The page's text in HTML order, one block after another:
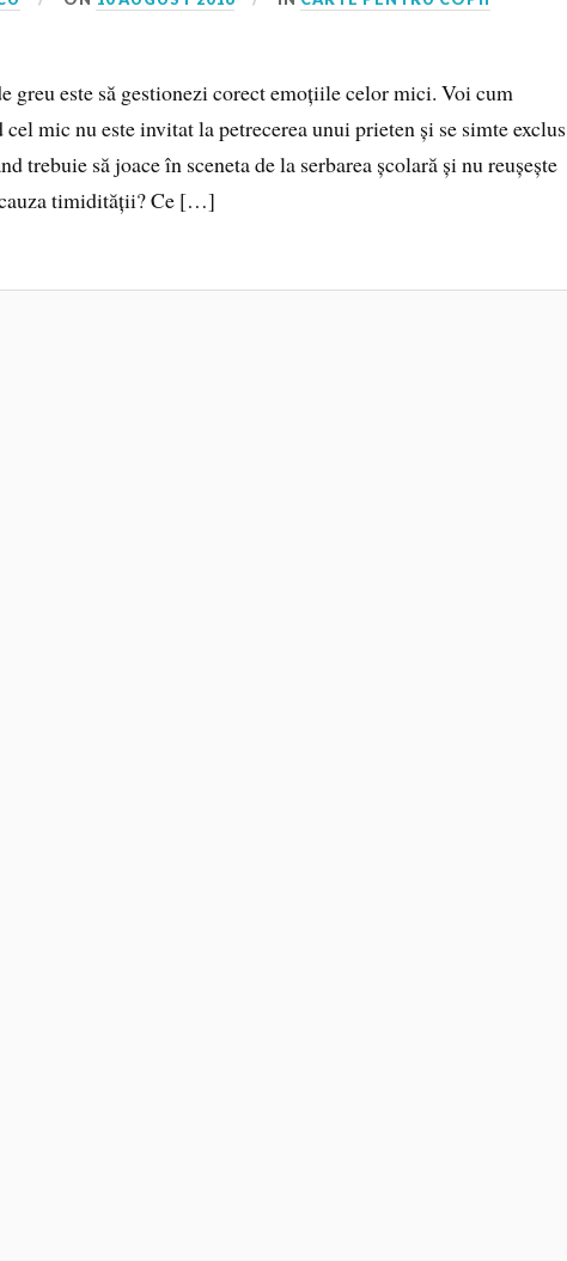
greu este să gestionezi corect emoțiile celor mici. Voi cum
mic nu este invitat la petrecerea unui prieten și se simte exclus
trebuie să joace în sceneta de la serbarea școlară și nu reușește
timidității? Ce […]